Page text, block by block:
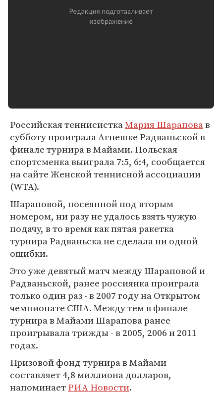
Российская теннисисткаМария Шараповав
субботу проиграла Агнешке Радваньской в
финале турнира в Майами. Польская
спортсменка выиграла 7:5, 6:4, сообщается
на сайте Женской теннисной ассоциации
(WTA).
Шараповой, посеянной под вторым
номером, ни разу не удалось взять чужую
подачу, в то время как пятая ракетка
турнира Радваньска не сделала ни одной
ошибки.
Это уже девятый матч между Шараповой и
Радваньской, ранее россиянка проиграла
только один раз - в 2007 году на Открытом
чемпионате США. Между тем в финале
турнира в Майами Шарапова ранее
проигрывала трижды - в 2005, 2006 и 2011
годах.
Призовой фонд турнира в Майами
составляет 4,8 миллиона долларов,
напоминаетРИА Новости.